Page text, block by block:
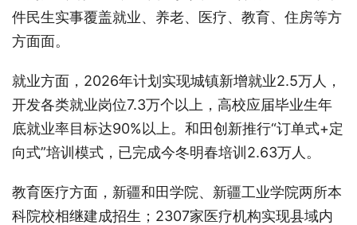
件民生实事覆盖就业、养老、医疗、教育、住房等方
方面面。
就业方面，2026年计划实现城镇新增就业2.5万人，
开发各类就业岗位7.3万个以上，高校应届毕业生年
底就业率目标达90%以上。和田创新推行“订单式+定
向式”培训模式，已完成今冬明春培训2.63万人。
教育医疗方面，新疆和田学院、新疆工业学院两所本
科院校相继建成招生；2307家医疗机构实现县域内